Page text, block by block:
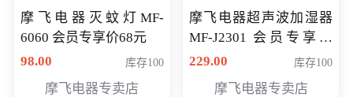
摩飞电器灭蚊灯MF-
6060 会员专享价68元
98.00
库存100
摩飞电器专卖店
摩飞电器超声波加湿器
MF-J2301 会员专享价
168元
229.00 库存100
摩飞电器专卖店